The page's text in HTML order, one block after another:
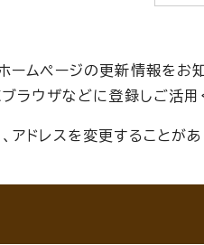
ームページの更新情報をお
ラウザなどに登録しご活用
ドレスを変更することがあ